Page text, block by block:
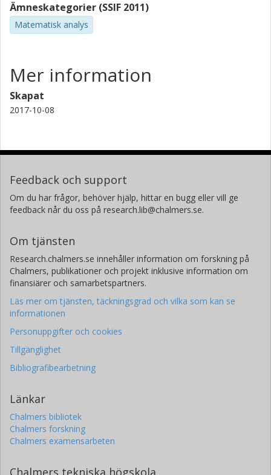
Ämneskategorier (SSIF 2011)
Matematisk analys
Mer information
Skapat
2017-10-08
Feedback och support
Om du har frågor, behöver hjälp, hittar en bugg eller vill ge
feedback når du oss på research.lib@chalmers.se.
Om tjänsten
Research.chalmers.se innehåller information om forskning på
Chalmers, publikationer och projekt inklusive information om
finansiärer och samarbetspartners.
Läs mer om tjänsten, täckningsgrad och vilka som kan se
informationen
Personuppgifter och cookies
Tillgänglighet
Bibliografibearbetning
Länkar
Chalmers bibliotek
Chalmers forskning
Chalmers examensarbeten
Chalmers tekniska högskola